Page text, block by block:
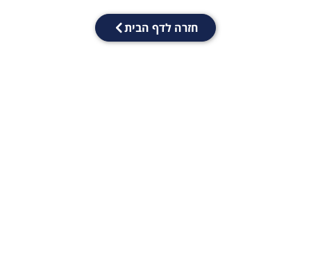
חזרה לדף הבית